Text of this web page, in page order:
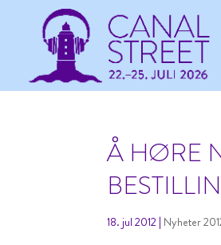
Å HØRE
18. jul 2012 | Nyheter